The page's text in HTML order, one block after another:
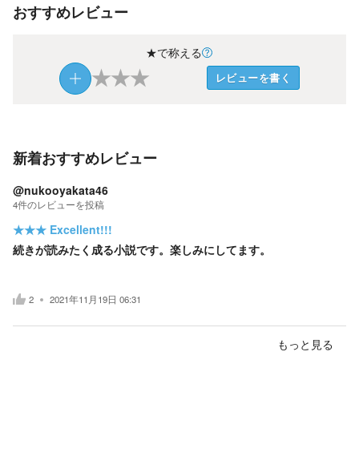
おすすめレビュー
★で称える
★★★ レビューを書く
新着おすすめレビュー
@nukooyakata46
4件のレビューを投稿
★★★ Excellent!!!
続きが読みたく成る小説です。楽しみにしてます。
2 2021年11月19日 06:31
もっと見る